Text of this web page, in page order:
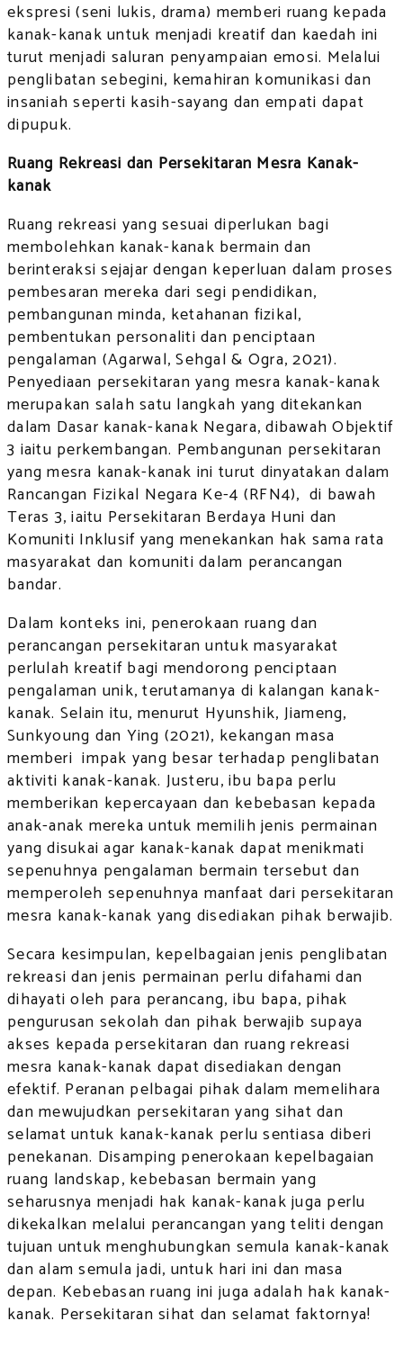
ekspresi (seni lukis, drama) memberi ruang kepada
kanak-kanak untuk menjadi kreatif dan kaedah ini
turut menjadi saluran penyampaian emosi. Melalui
penglibatan sebegini, kemahiran komunikasi dan
insaniah seperti kasih-sayang dan empati dapat
dipupuk.
Ruang Rekreasi dan Persekitaran Mesra Kanak-
kanak
Ruang rekreasi yang sesuai diperlukan bagi
membolehkan kanak-kanak bermain dan
berinteraksi sejajar dengan keperluan dalam proses
pembesaran mereka dari segi pendidikan,
pembangunan minda, ketahanan fizikal,
pembentukan personaliti dan penciptaan
pengalaman (Agarwal, Sehgal & Ogra, 2021).
Penyediaan persekitaran yang mesra kanak-kanak
merupakan salah satu langkah yang ditekankan
dalam Dasar kanak-kanak Negara, dibawah Objektif
3 iaitu perkembangan. Pembangunan persekitaran
yang mesra kanak-kanak ini turut dinyatakan dalam
Rancangan Fizikal Negara Ke-4 (RFN4), di bawah
Teras 3, iaitu Persekitaran Berdaya Huni dan
Komuniti Inklusif yang menekankan hak sama rata
masyarakat dan komuniti dalam perancangan
bandar.
Dalam konteks ini, penerokaan ruang dan
perancangan persekitaran untuk masyarakat
perlulah kreatif bagi mendorong penciptaan
pengalaman unik, terutamanya di kalangan kanak-
kanak. Selain itu, menurut Hyunshik, Jiameng,
Sunkyoung dan Ying (2021), kekangan masa
memberi impak yang besar terhadap penglibatan
aktiviti kanak-kanak. Justeru, ibu bapa perlu
memberikan kepercayaan dan kebebasan kepada
anak-anak mereka untuk memilih jenis permainan
yang disukai agar kanak-kanak dapat menikmati
sepenuhnya pengalaman bermain tersebut dan
memperoleh sepenuhnya manfaat dari persekitaran
mesra kanak-kanak yang disediakan pihak berwajib.
Secara kesimpulan, kepelbagaian jenis penglibatan
rekreasi dan jenis permainan perlu difahami dan
dihayati oleh para perancang, ibu bapa, pihak
pengurusan sekolah dan pihak berwajib supaya
akses kepada persekitaran dan ruang rekreasi
mesra kanak-kanak dapat disediakan dengan
efektif. Peranan pelbagai pihak dalam memelihara
dan mewujudkan persekitaran yang sihat dan
selamat untuk kanak-kanak perlu sentiasa diberi
penekanan. Disamping penerokaan kepelbagaian
ruang landskap, kebebasan bermain yang
seharusnya menjadi hak kanak-kanak juga perlu
dikekalkan melalui perancangan yang teliti dengan
tujuan untuk menghubungkan semula kanak-kanak
dan alam semula jadi, untuk hari ini dan masa
depan. Kebebasan ruang ini juga adalah hak kanak-
kanak. Persekitaran sihat dan selamat faktornya!